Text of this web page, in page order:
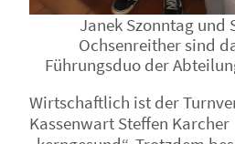
Janek Szonntag und
Ochsenreither sind
Führungsduo der
Wirtschaftlich ist der
Kassenwart Steffen Karcher